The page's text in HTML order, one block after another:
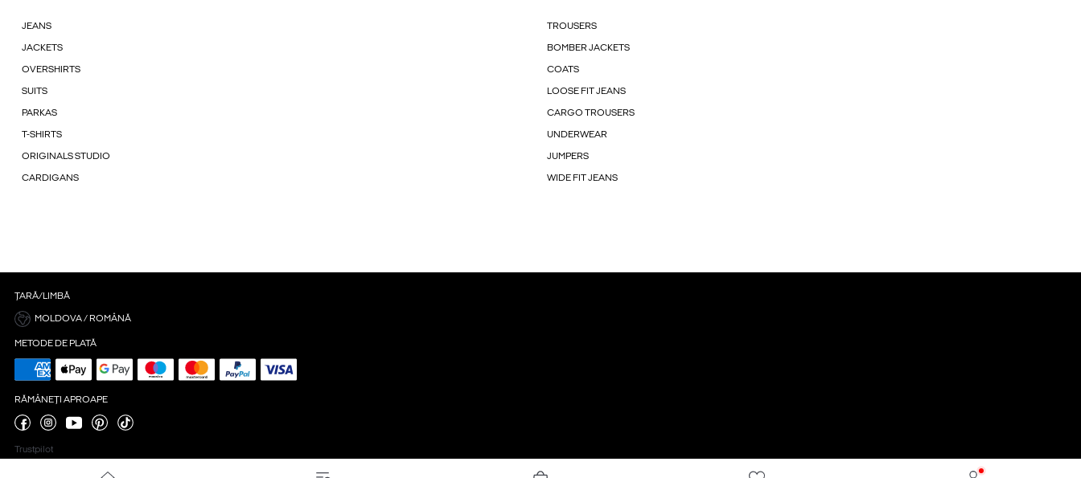
JEANS TROUSERS
JACKETS BOMBER JACKETS
OVERSHIRTS COATS
SUITS LOOSE FIT JEANS
PARKAS CARGO TROUSERS
T-SHIRTS UNDERWEAR
ORIGINALS STUDIO JUMPERS
CARDIGANS WIDE FIT JEANS
ȚARĂ/LIMBĂ
MOLDOVA / ROMÂNĂ
METODE DE PLATĂ
RĂMÂNEȚI APROAPE
Trustpilot